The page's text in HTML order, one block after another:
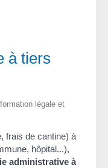
à tiers
légale et
frais de cantine) à
hôpital...),
administrative à